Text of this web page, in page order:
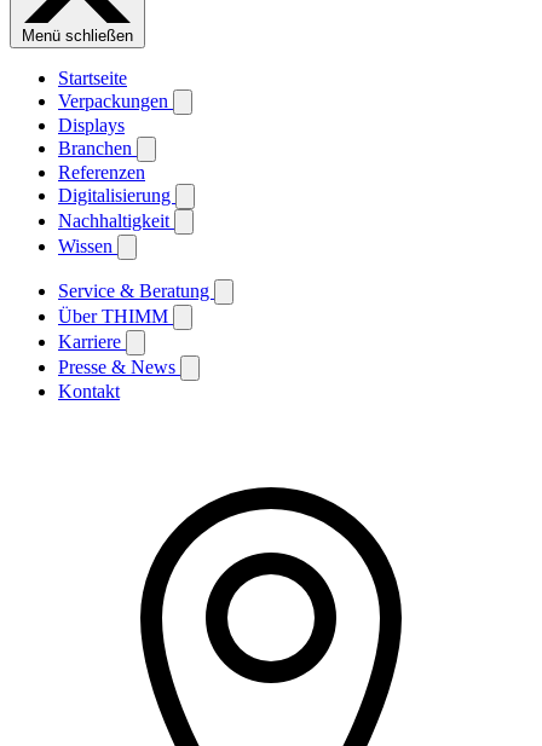
Menü schließen
Startseite
Verpackungen
Displays
Branchen
Referenzen
Digitalisierung
Nachhaltigkeit
Wissen
Service & Beratung
Über THIMM
Karriere
Presse & News
Kontakt